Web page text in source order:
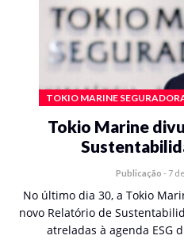
TOKIO MARINE
Tokio Marine
Publicação - 7
No último dia 30, a Tokio
novo Relatório de
atreladas à agenda ESG